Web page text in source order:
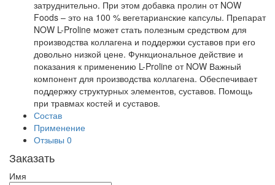
затруднительно. При этом добавка пролин от NOW
Foods – это на 100 % вегетарианские капсулы. Препарат
NOW L-Proline может стать полезным средством для
производства коллагена и поддержки суставов при его
довольно низкой цене. Функциональное действие и
показания к применению L-Proline от NOW Важный
компонент для производства коллагена. Обеспечивает
поддержку структурных элементов, суставов. Помощь
при травмах костей и суставов.
Состав
Применение
Отзывы 0
Заказать
Имя